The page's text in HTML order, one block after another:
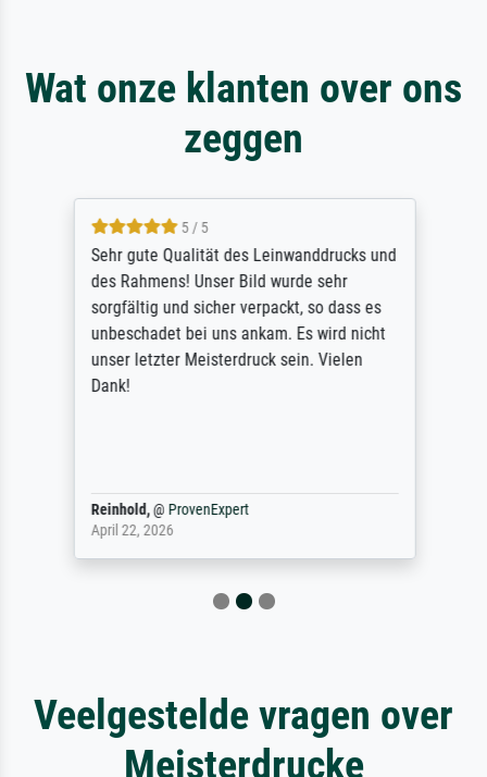
Wat onze klanten over ons
zeggen
5 / 5
Sehr gute Qualität des Leinwanddrucks und
des Rahmens! Unser Bild wurde sehr
sorgfältig und sicher verpackt, so dass es
unbeschadet bei uns ankam. Es wird nicht
unser letzter Meisterdruck sein. Vielen
Dank!
Reinhold,@ ProvenExpert
April 22, 2026
Veelgestelde vragen over
Meisterdrucke